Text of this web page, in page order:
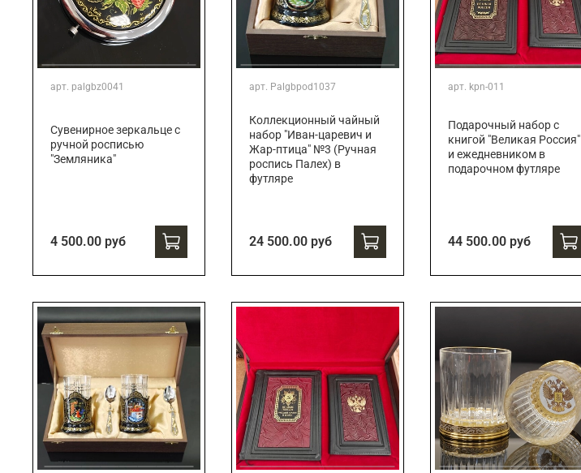
арт. palgbz0041
Сувенирное зеркальце с
ручной росписью
"Земляника"
4 500.00 руб
арт. Palgbpod1037
Коллекционный чайный
набор "Иван-царевич и
Жар-птица" №3 (Ручная
роспись Палех) в
футляре
24 500.00 руб
арт. kpn-011
Подарочный набор с
книгой "Великая Россия"
и ежедневником в
подарочном футляре
44 500.00 руб